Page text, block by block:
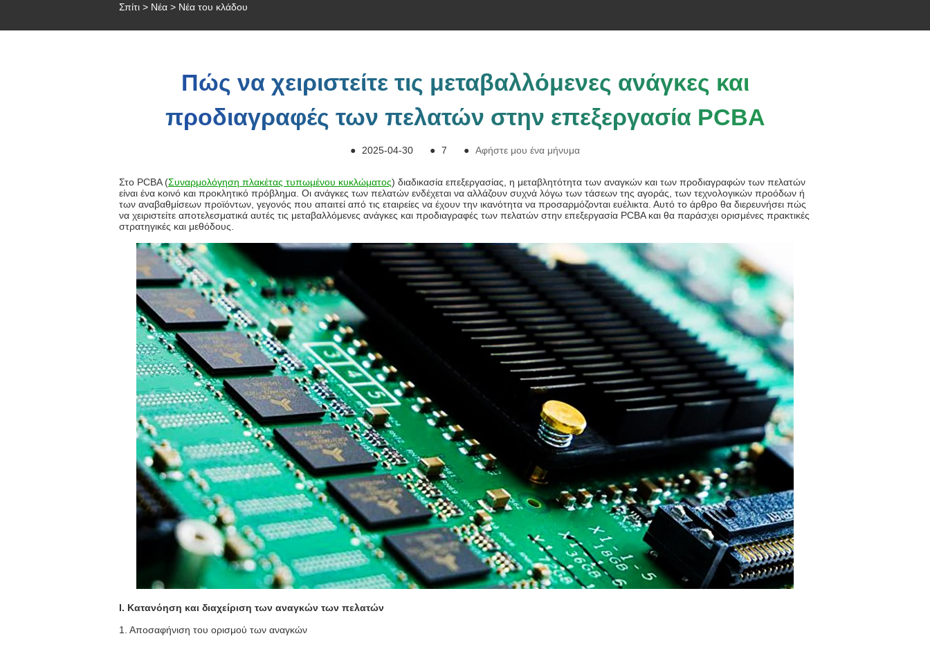
Σπίτι > Νέα > Νέα του κλάδου
Πώς να χειριστείτε τις μεταβαλλόμενες ανάγκες και
προδιαγραφές των πελατών στην επεξεργασία PCBA
● 2025-04-30 ● 7 ● Αφήστε μου ένα μήνυμα
Στο PCBA (Συναρμολόγηση πλακέτας τυπωμένου κυκλώματος) διαδικασία επεξεργασίας, η μεταβλητότητα των αναγκών και των προδιαγραφών των πελατών
είναι ένα κοινό και προκλητικό πρόβλημα. Οι ανάγκες των πελατών ενδέχεται να αλλάζουν συχνά λόγω των τάσεων της αγοράς, των τεχνολογικών προόδων ή
των αναβαθμίσεων προϊόντων, γεγονός που απαιτεί από τις εταιρείες να έχουν την ικανότητα να προσαρμόζονται ευέλικτα. Αυτό το άρθρο θα διερευνήσει πώς
να χειριστείτε αποτελεσματικά αυτές τις μεταβαλλόμενες ανάγκες και προδιαγραφές των πελατών στην επεξεργασία PCBA και θα παράσχει ορισμένες πρακτικές
στρατηγικές και μεθόδους.
I. Κατανόηση και διαχείριση των αναγκών των πελατών
1. Αποσαφήνιση του ορισμού των αναγκών